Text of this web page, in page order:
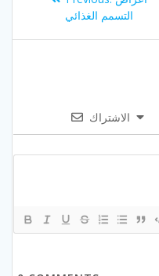
navigation
post:
التسمم الغذائي
الاشتراك